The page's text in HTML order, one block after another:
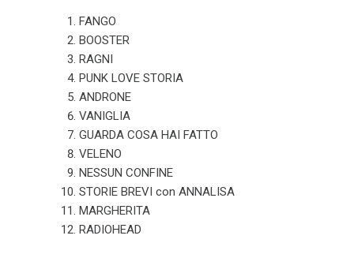
FANGO
BOOSTER
RAGNI
PUNK LOVE STORIA
ANDRONE
VANIGLIA
GUARDA COSA HAI FATTO
VELENO
NESSUN CONFINE
STORIE BREVI con ANNALISA
MARGHERITA
RADIOHEAD